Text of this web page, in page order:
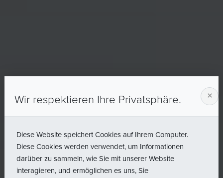
Wir respektieren Ihre Privatsphäre. ×
Diese Website speichert Cookies auf Ihrem Computer.
Diese Cookies werden verwendet, um Informationen
darüber zu sammeln, wie Sie mit unserer Website
interagieren, und ermöglichen es uns, Sie